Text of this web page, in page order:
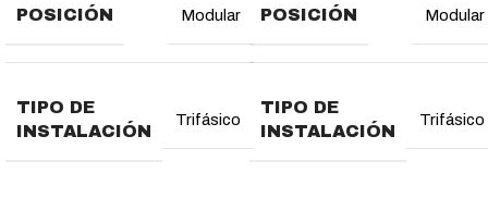
POSICIÓN Modular
TIPO DE
INSTALACIÓN
Trifásico
POSICIÓN Modular
TIPO DE
INSTALACIÓN
Trifásico